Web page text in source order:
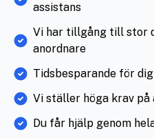
assistans
Vi har tillgång till stor
anordnare
Tidsbesparande för dig
Vi ställer höga krav på
Du får hjälp genom